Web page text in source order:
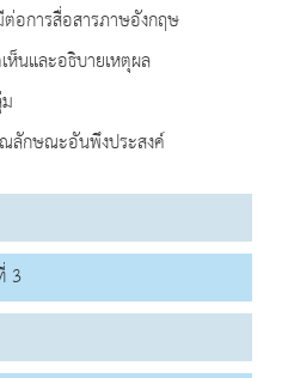
อการสื่อสารภาษอังกฤษ
นและอธิบายเหตุผล
ลักษณะอันพึงประสงค์
3